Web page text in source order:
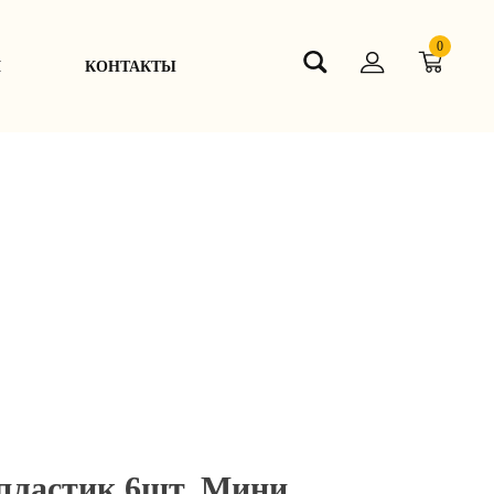
КОНТАКТЫ
0